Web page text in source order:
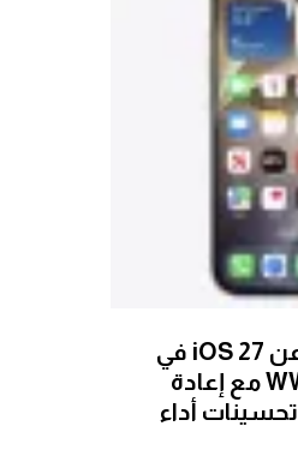
أبل تُعلن رسمياً عن iOS 27 في
مؤتمر WWDC 2026 مع إعادة
أداء